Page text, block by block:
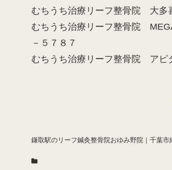
むちうち治療リーフ整骨院 大
むちうち治療リーフ整骨院
－５７８７
むちうち治療リーフ整骨院 ア
鎌取駅のリーフ鍼灸整骨院おゆみ野院｜千葉市